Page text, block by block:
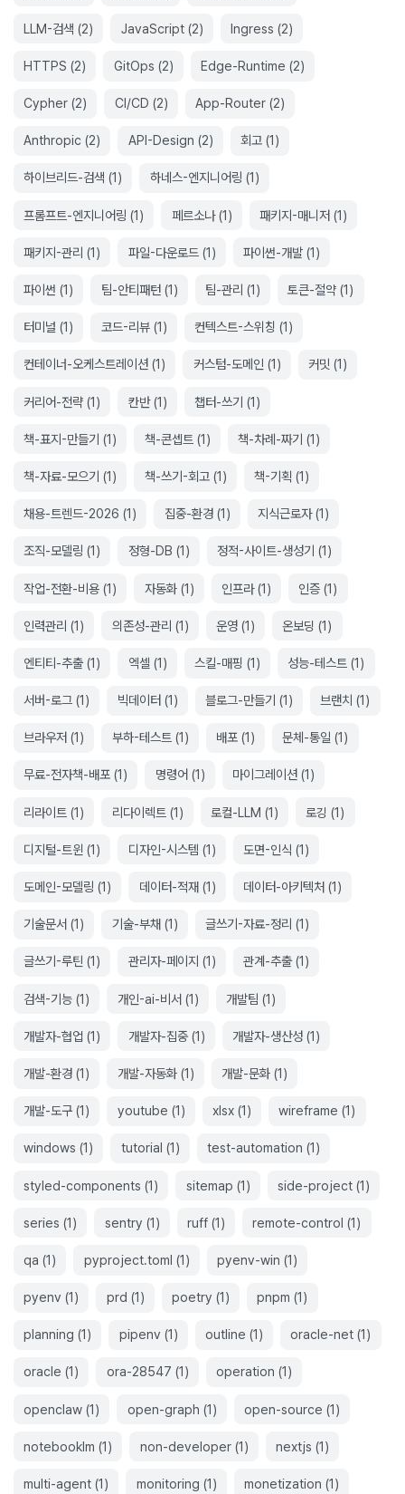
LLM-검색 (2) JavaScript(2) Ingress (2)
HTTPS (2) GitOps (2) Edge-Runtime (2)
Cypher (2) CI/CD (2) App-Router(2)
Anthropic (2) API-Design (2) 회고(1)
하이브리드-검색 (1 ) 하네스-엔지니어링 (1 )
프롬프트-엔지니어링 (1) 페르소나(1) 패키지-매니저(1)
패키지-관리 (1) 파일-다운로드(1) 파이썬-개발(1)
파이썬 (1) 팀-안티패턴(1) 팀-관리 (1) 토큰-절약 (1)
터미널 (1) 코드-리뷰(1) 컨텍스트-스위칭 (1)
컨테이너-오케스트레이션 (1) 커스텀-도메인 (1) 커밋 (1)
커리어-전략 (1) 칸반(1) 챕터-쓰기 (1)
책-표지-만들기 (1) 책-콘셉트 (1) 책-차례-짜기 (1)
책-자료-모으기 (1) 책-쓰기-회고(1) 책-기획 (1)
채용-트렌드-2026 (1) 집중-환경(1) 지식근로자(1)
조직-모델링 (1) 정형-DB (1) 정적-사이트-생성기 (1)
작업-전환-비용 (1) 자동화(1) 인프라(1) 인증 (1)
인력관리 (1) 의존성-관리 (1) 운영(1) 온보딩 (1)
엔티티-추출(1) 엑셀 (1) 스킬-매핑 (1) 성능-테스트 (1)
서버-로그 (1) 빅데이터(1) 블로그-만들기 (1) 브랜치 (1)
브라우저 (1) 부하-테스트 (1) 배포(1) 문체-통일 (1)
무료-전자책-배포 (1 ) 명령어 (1 ) 마이그레이션(1 )
리라이트 (1) 리다이렉트 (1) 로컬-LLM (1) 로깅 (1)
디지털-트윈 (1) 디자인-시스템 (1) 도면-인식 (1)
도메인-모델링 (1) 데이터-적재(1) 데이터-아키텍처(1)
기술문서 (1) 기술-부채(1) 글쓰기-자료-정리 (1)
글쓰기-루틴 (1) 관리자-페이지 (1) 관계-추출(1)
검색-기능 (1) 개인-ai-비서(1) 개발팀 (1)
개발자-협업 (1) 개발자-집중(1) 개발자-생산성(1)
개발-환경 (1) 개발-자동화(1) 개발-문화(1)
개발-도구 (1) youtube (1) xlsx(1) wireframe (1)
windows (1) tutorial (1) test-automation (1)
styled-components (1) sitemap (1) side-project(1)
series (1) sentry (1) ruff(1) remote-control (1)
qa (1) pyproject.toml (1) pyenv-win (1)
pyenv (1) prd (1) poetry (1) pnpm (1)
planning (1) pipenv (1) outline (1) oracle-net (1)
oracle (1 ) ora-28547 (1 ) operation (1 )
openclaw (1) open-graph (1) open-source (1)
notebooklm (1) non-developer(1) nextjs (1)
multi-agent (1) monitoring (1) monetization (1)